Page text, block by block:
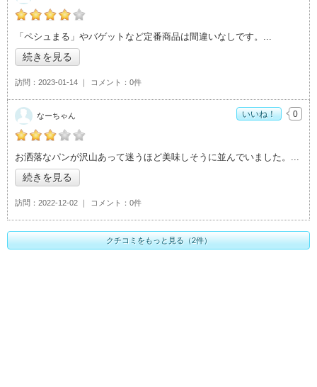
の「パン工房 ペシュ」おすすめ度：4
「ペシュまる」やバゲットなど定番商品は間違いなしです。
続きを見る
訪問 2023-01-14 コメント 0件
の「パン工房 ペシュ」おすすめ度：3
お洒落なパンが沢山あって迷うほど美味しそうに並んでいました。
続きを見る
訪問 2022-12-02 コメント 0件
なーちゃん いいね！ 0
クチコミをもっと見る（2件）